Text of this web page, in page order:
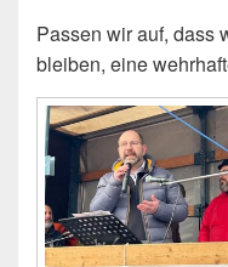
Passen wir auf, dass
bleiben, eine